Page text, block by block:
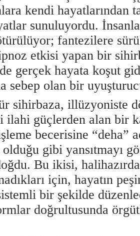
kendi hayatlarından
sunuluyordu.
fantezilere
etkisi yapan bir
gerçek hayata koşut
sebep olan bir
sihirbaza, illüzyoniste
ilahi güçlerden alan bir
becerisine “deha”
olduğu gibi yansıtmayı
Bu ikisi,
için, hayatın
bir şekilde
doğrultusunda